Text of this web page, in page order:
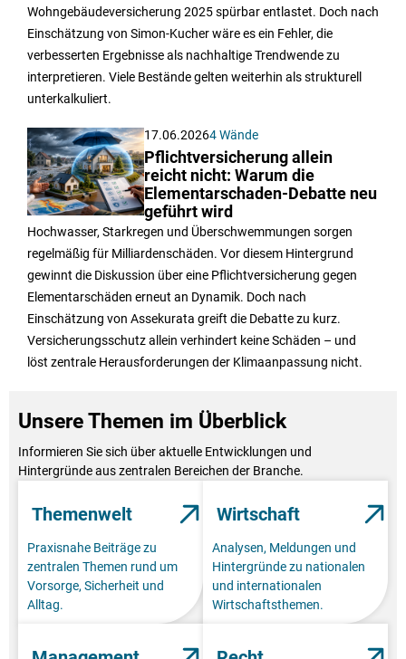
Wohngebäudeversicherung 2025 spürbar entlastet. Doch nach
Einschätzung von Simon-Kucher wäre es ein Fehler, die
verbesserten Ergebnisse als nachhaltige Trendwende zu
interpretieren. Viele Bestände gelten weiterhin als strukturell
unterkalkuliert.
17.06.20264 Wände
Pflichtversicherung allein
reicht nicht: Warum die
Elementarschaden-Debatte neu
geführt wird
Hochwasser, Starkregen und Überschwemmungen sorgen
regelmäßig für Milliardenschäden. Vor diesem Hintergrund
gewinnt die Diskussion über eine Pflichtversicherung gegen
Elementarschäden erneut an Dynamik. Doch nach
Einschätzung von Assekurata greift die Debatte zu kurz.
Versicherungsschutz allein verhindert keine Schäden – und
löst zentrale Herausforderungen der Klimaanpassung nicht.
Unsere Themen im Überblick
Informieren Sie sich über aktuelle Entwicklungen und
Hintergründe aus zentralen Bereichen der Branche.
Themenwelt
Praxisnahe Beiträge zu
zentralen Themen rund um
Vorsorge, Sicherheit und
Alltag.
Wirtschaft
Analysen, Meldungen und
Hintergründe zu nationalen
und internationalen
Wirtschaftsthemen.